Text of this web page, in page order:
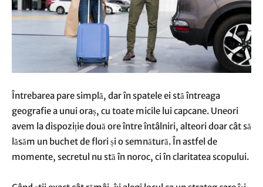
Întrebarea pare simplă, dar în spatele ei stă întreaga
geografie a unui oraș, cu toate micile lui capcane. Uneori
avem la dispoziție două ore între întâlniri, alteori doar cât să
lăsăm un buchet de flori și o semnătură. În astfel de
momente, secretul nu stă în noroc, ci în claritatea scopului.